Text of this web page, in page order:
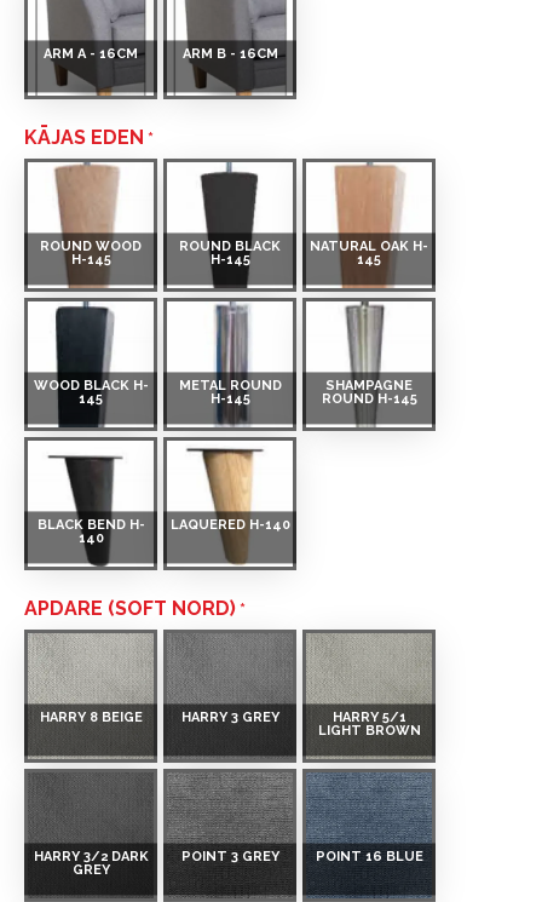
ARM A - 16CM ARM B - 16CM
KĀJAS EDEN
ROUND WOOD
H-145
ROUND BLACK
H-145
NATURAL OAK H-
145
WOOD BLACK H-
145
METAL ROUND
H-145
SHAMPAGNE
ROUND H-145
BLACK BEND H-
140
LAQUERED H-140
APDARE (SOFT NORD)
HARRY 8 BEIGE HARRY 3 GREY
HARRY 5/1
LIGHT BROWN
HARRY 3/2 DARK
GREY
POINT 3 GREY POINT 16 BLUE